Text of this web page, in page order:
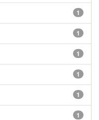
1
1
1
1
1
1